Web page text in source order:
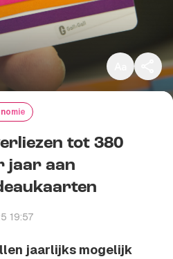
Klein
Standaard
Groot
tot 380
jaar aan
19:57
jaarlijks mogelijk